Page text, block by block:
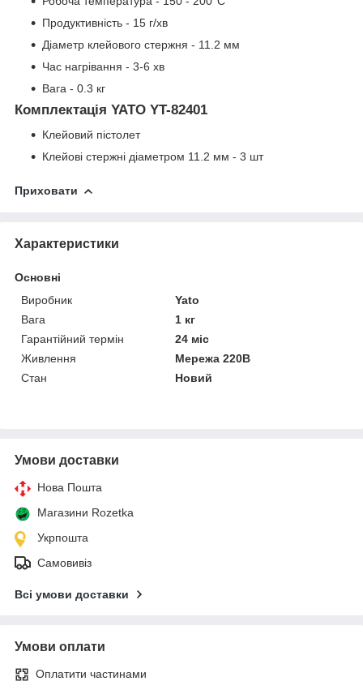
Продуктивність - 15 г/хв
Діаметр клейового стержня - 11.2 мм
Час нагрівання - 3-6 хв
Вага - 0.3 кг
Комплектація YATO YT-82401
Клейовий пістолет
Клейові стержні діаметром 11.2 мм - 3 шт
Приховати
Характеристики
Основні
Виробник
Yato
Вага
1 кг
Гарантійний термін
24 міс
Живлення
Мережа 220В
Стан
Новий
Умови доставки
Нова Пошта
Магазини Rozetka
Укрпошта
Самовивіз
Всі умови доставки
Умови оплати
Оплатити частинами